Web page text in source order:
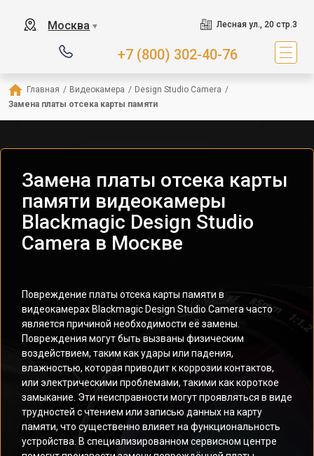
Москва ▼ Лесная ул., 20 стр.3
+7 (800) 302-40-76
Главная / Видеокамера / Design Studio Camera /
Замена платы отсека карты памяти
Замена платы отсека карты
памяти видеокамеры
Blackmagic Design Studio
Camera в Москве
Повреждение платы отсека карты памяти в
видеокамерах Blackmagic Design Studio Camera часто
является причиной необходимости её замены.
Повреждения могут быть вызваны физическим
воздействием, таким как удары или падения,
влажностью, которая приводит к коррозии контактов,
или электрическими проблемами, такими как короткое
замыкание. Эти неисправности могут проявляться в виде
трудностей с чтением или записью данных на карту
памяти, что существенно влияет на функциональность
устройства. В специализированном сервисном центре